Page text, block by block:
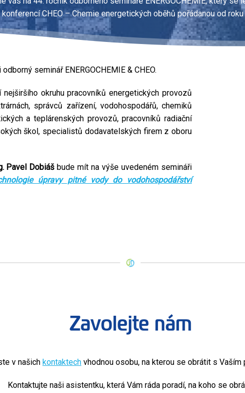
CHEO – Chemie energetických oběhů pořádanou od roku
seminář ENERGOCHEMIE & CHEO.
okruhu pracovníků energetických provozů
správců zařízení, vodohospodářů, chemiků
a teplárenských provozů, pracovníků radiační
škol, specialistů dodavatelských firem z oboru
Pavel Dobiáš bude mít na výše uvedeném semináři
úpravy pitné vody do vodohospodářství
Zavolejte nám
v našich kontaktech vhodnou osobu, na kterou se obrátit s Vaším
Kontaktujte naši asistentku, která Vám ráda poradí, na koho se